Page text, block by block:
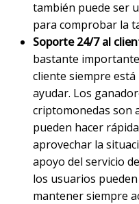
también puede ser
para comprobar la
Soporte 24/7 al
bastante
cliente siempre
ayudar. Los
criptomonedas son
pueden hacer
aprovechar la
apoyo del servicio
los usuarios
mantener siempre